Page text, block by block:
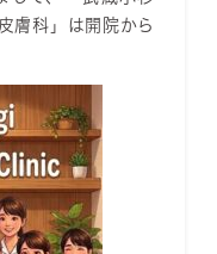
膚科」は開院から